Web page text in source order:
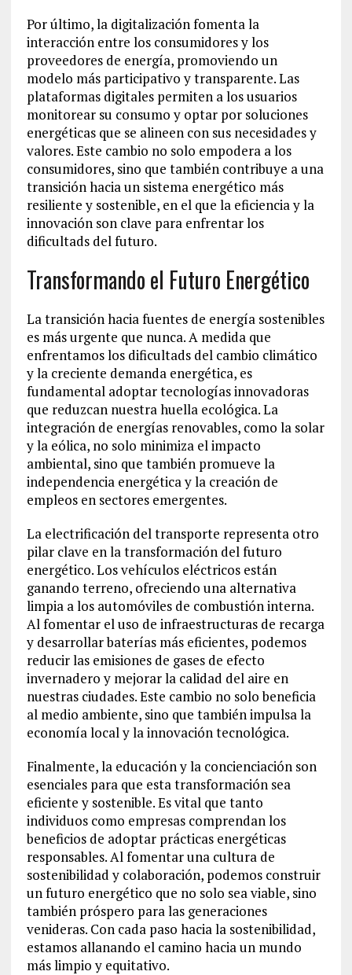
Por último, la digitalización fomenta la
interacción entre los consumidores y los
proveedores de energía, promoviendo un
modelo más participativo y transparente. Las
plataformas digitales permiten a los usuarios
monitorear su consumo y optar por soluciones
energéticas que se alineen con sus necesidades y
valores. Este cambio no solo empodera a los
consumidores, sino que también contribuye a una
transición hacia un sistema energético más
resiliente y sostenible, en el que la eficiencia y la
innovación son clave para enfrentar los
dificultads del futuro.
Transformando el Futuro Energético
La transición hacia fuentes de energía sostenibles
es más urgente que nunca. A medida que
enfrentamos los dificultads del cambio climático
y la creciente demanda energética, es
fundamental adoptar tecnologías innovadoras
que reduzcan nuestra huella ecológica. La
integración de energías renovables, como la solar
y la eólica, no solo minimiza el impacto
ambiental, sino que también promueve la
independencia energética y la creación de
empleos en sectores emergentes.
La electrificación del transporte representa otro
pilar clave en la transformación del futuro
energético. Los vehículos eléctricos están
ganando terreno, ofreciendo una alternativa
limpia a los automóviles de combustión interna.
Al fomentar el uso de infraestructuras de recarga
y desarrollar baterías más eficientes, podemos
reducir las emisiones de gases de efecto
invernadero y mejorar la calidad del aire en
nuestras ciudades. Este cambio no solo beneficia
al medio ambiente, sino que también impulsa la
economía local y la innovación tecnológica.
Finalmente, la educación y la concienciación son
esenciales para que esta transformación sea
eficiente y sostenible. Es vital que tanto
individuos como empresas comprendan los
beneficios de adoptar prácticas energéticas
responsables. Al fomentar una cultura de
sostenibilidad y colaboración, podemos construir
un futuro energético que no solo sea viable, sino
también próspero para las generaciones
venideras. Con cada paso hacia la sostenibilidad,
estamos allanando el camino hacia un mundo
más limpio y equitativo.